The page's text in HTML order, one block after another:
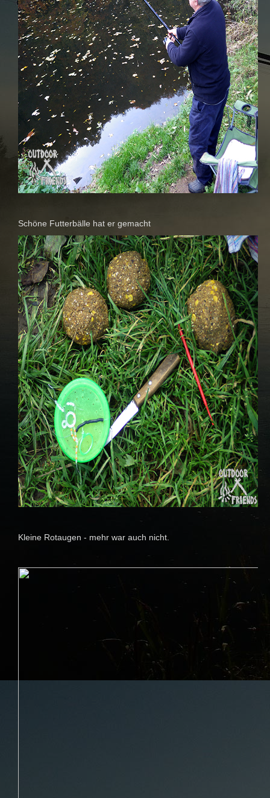
Schöne Futterbälle hat er gemacht
Kleine Rotaugen - mehr war auch nicht.